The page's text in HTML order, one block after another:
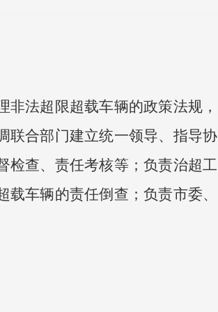
法超限超载车辆的政策法规，
联合部门建立统一领导、指导协
检查、责任考核等；负责治超工
车辆的责任倒查；负责市委、